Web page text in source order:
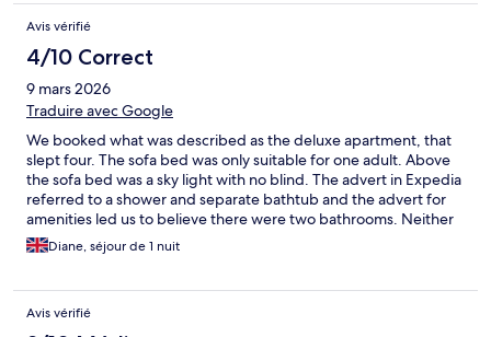
behind the hotel -look for spaces without white or yellow lines.
You may also use permit spaces outside of restricted hours
(9:30am-1lam), but please check signage carefully before
parking. In other words, you can park on the street if you can
find it. We arrived at about 5pm and the closest spot was 1km
away. So we lugged our bags that far. Needless to say my wife
from London in a rental car and I specifically booked a location
that (I thought) would have parking. I find this unacceptable. If
they said "street parking available near by" that might be a bit of
an exaggeration but at least more honest. I would likely have
looked for somewhere that actually had parking. So if you don’t
need parking this is a good spot. But I find it unacceptable that
definitely is not a single spot for hotel guests.
Avis vérifié
4/10 Correct
9 mars 2026
Traduire avec Google
We booked what was described as the deluxe apartment, that
slept four. The sofa bed was only suitable for one adult. Above
the sofa bed was a sky light with no blind. The advert in Expedia
referred to a shower and separate bathtub and the advert for
amenities led us to believe there were two bathrooms. Neither
was the case, there was a shower room only. There was no
instruction for the heating system- when we arrived at 6.30pm
heating and we were unable to find out why? Two hours after
we left we got a Whatapp message to say it was being looked
Diane, séjour de 1 nuit
Avis vérifié